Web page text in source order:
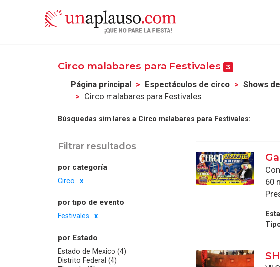
Circo malabares para Festivales 3
Página principal Espectáculos de circo Shows
Circo malabares para Festivales
Búsquedas similares a Circo malabares para Festivales:
Filtrar resultados
por categoría
Circo
por tipo de evento
Festivales
por Estado
Estado de Mexico (4)
Distrito Federal (4)
60